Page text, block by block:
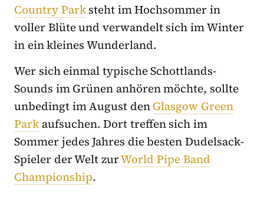
Country Parksteht im Hochsommer in
voller Blüte und verwandelt sich im Winter
in ein kleines Wunderland.
Wer sich einmal typische Schottlands-
Sounds im Grünen anhören möchte, sollte
unbedingt im August denGlasgow Green
Park aufsuchen. Dort treffen sich im
Sommer jedes Jahres die besten Dudelsack-
Spieler der Welt zurWorld Pipe Band
Championship.